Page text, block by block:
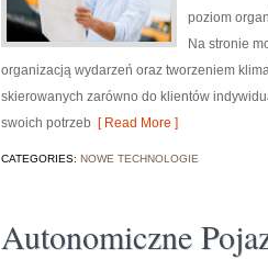
poziom
Na stronie
organizacją wydarzeń oraz tworzeniem
skierowanych zarówno do klientów
swoich potrzeb [ Read More ]
CATEGORIES: NOWE TECHNOLOGIE
Autonomiczne